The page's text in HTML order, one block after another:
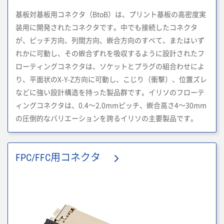
基板対基板用コネクタ（BtoB）は、プリント基板の高密度実
装用に開発されたコネクタです。中でも接続したコネクタ
が、ピッチ方向、列間方向、嵌合方向のすべて、またはいず
れかに可動し、その嵌合ずれを吸収するように設計されたフ
ローティングコネクタは、ソケットとプラグの組合わせによ
り、平面状のX-Y-Z方向に可動し、こじり（衝撃）、位置ズレ
などに強い設計構造を持った製品群です。イリソのフローテ
ィングコネクタは、0.4～2.0mmピッチ、嵌合高さ4～30mm
の圧倒的なバリエーションを誇るイリソの主要製品です。
FPC/FFC用コネクタ